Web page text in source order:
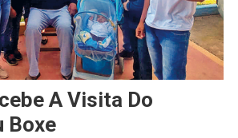
A Visita Do
Boxe